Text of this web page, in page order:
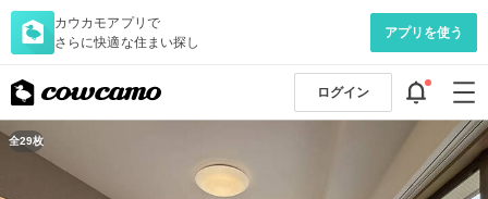
カウカモアプリで
さらに快適な住まい探し
アプリを使う
ログイン
全29枚